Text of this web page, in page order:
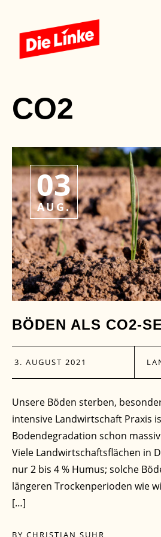
CO2
03
AUG.
BÖDEN ALS CO2-
3. AUGUST 2021
Unsere Böden sterben,
intensive Landwirtschaft Praxis
Bodendegradation schon
Viele Landwirtschaftsflächen in
nur 2 bis 4 % Humus; solche
längeren Trockenperioden wie
[…]
BY CHRISTIAN SUHR